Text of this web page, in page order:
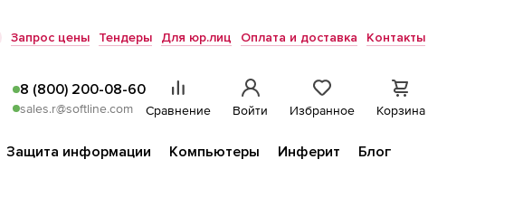
Запрос цены Тендеры Для юр.лиц Оплата и доставка Контакты
8 (800) 200-08-60
sales.r@softline.com Сравнение Войти Избранное Корзина
Защита информации Компьютеры Инферит
Блог